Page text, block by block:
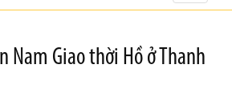
Nam Giao thời Hồ ở Thanh